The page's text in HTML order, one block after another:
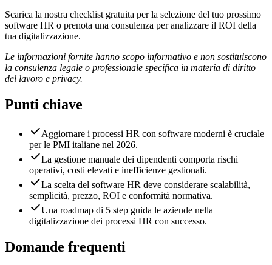
Scarica la nostra checklist gratuita per la selezione del tuo prossimo
software HR o prenota una consulenza per analizzare il ROI della
tua digitalizzazione.
Le informazioni fornite hanno scopo informativo e non sostituiscono
la consulenza legale o professionale specifica in materia di diritto
del lavoro e privacy.
Punti chiave
Aggiornare i processi HR con software moderni è cruciale
per le PMI italiane nel 2026.
La gestione manuale dei dipendenti comporta rischi
operativi, costi elevati e inefficienze gestionali.
La scelta del software HR deve considerare scalabilità,
semplicità, prezzo, ROI e conformità normativa.
Una roadmap di 5 step guida le aziende nella
digitalizzazione dei processi HR con successo.
Domande frequenti